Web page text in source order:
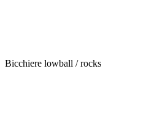
Bicchiere lowball / rocks